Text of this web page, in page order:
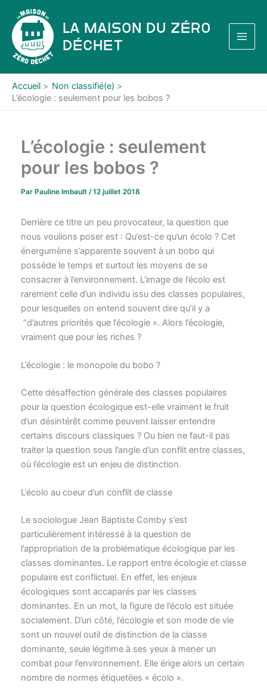
contenu
La Maison du Zéro
Déchet
Accueil
Non classifié(e)
L’écologie : seulement pour les bobos ?
L’écologie : seulement
pour les bobos ?
Par Pauline Imbault /12 juillet 2018
Derrière ce titre un peu provocateur, la question que
nous voulions poser est : Qu’est-ce qu’un écolo ? Cet
énergumène s’apparente souvent à un bobo qui
possède le temps et surtout les moyens de se
consacrer à l’environnement. L’image de l’écolo est
rarement celle d’un individu issu des classes populaires,
pour lesquelles on entend souvent dire qu’il y a
“d’autres priorités que l’écologie ». Alors l’écologie,
vraiment que pour les riches ?
L’écologie : le monopole du bobo ?
Cette désaffection générale des classes populaires
pour la question écologique est-elle vraiment le fruit
d’un désintérêt comme peuvent laisser entendre
certains discours classiques ? Ou bien ne faut-il pas
traiter la question sous l’angle d’un conflit entre classes,
où l’écologie est un enjeu de distinction.
L’écolo au coeur d’un conflit de classe
Le sociologue Jean Baptiste Comby s’est
particulièrement intéressé à la question de
l’appropriation de la problématique écologique par les
classes dominantes. Le rapport entre écologie et classe
populaire est conflictuel. En effet, les enjeux
écologiques sont accaparés par les classes
dominantes. En un mot, la figure de l’écolo est située
socialement. D’un côté, l’écologie et son mode de vie
sont un nouvel outil de distinction de la classe
dominante, seule légitime à ses yeux à mener un
combat pour l’environnement. Elle érige alors un certain
nombre de normes étiquetées « écolo ».